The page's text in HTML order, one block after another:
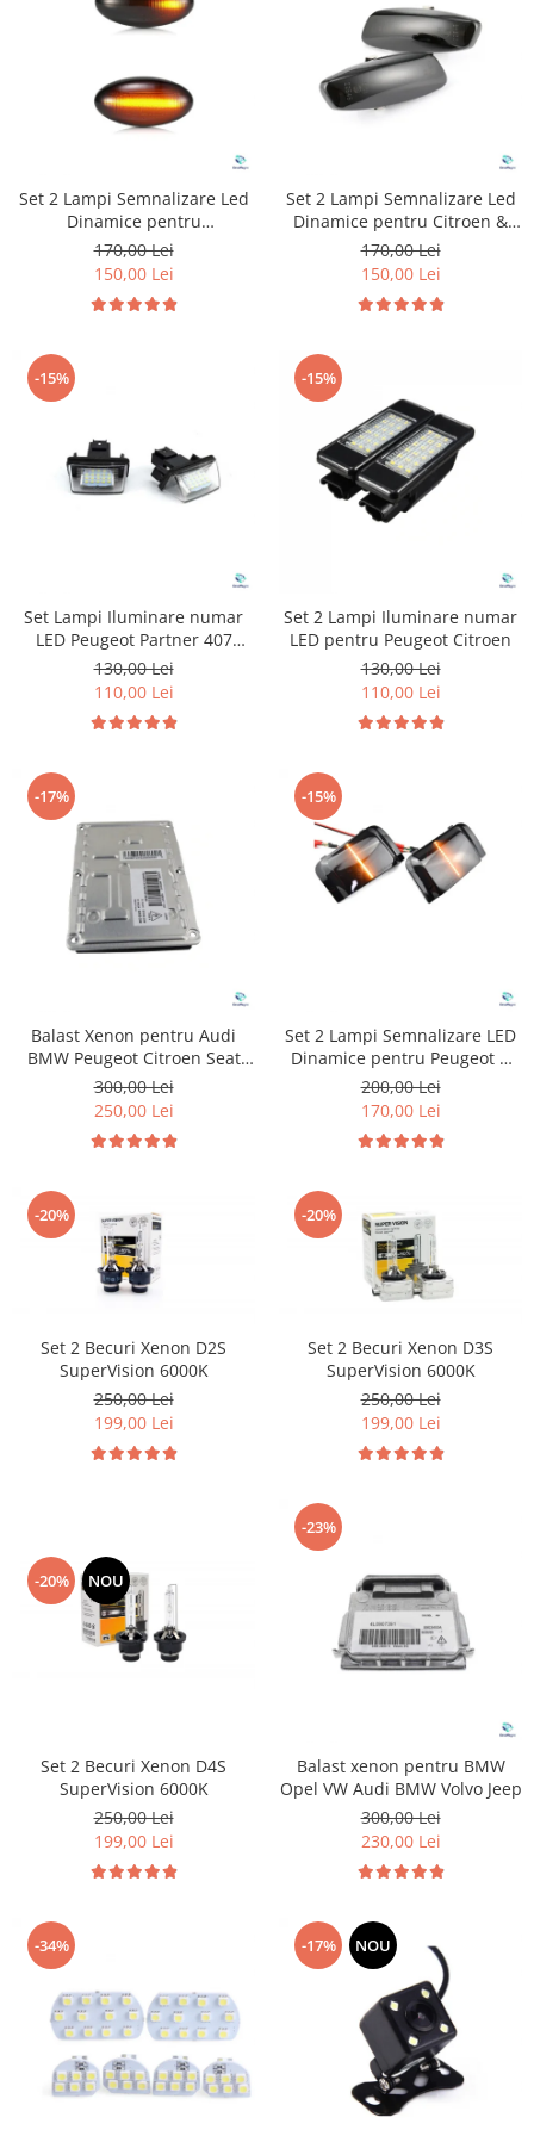
Volkswagen
Dopuri anulare clapete admisie
Kit reparatie faruri
95%
Eleron Portbagaj
Set 2 Lampi Semnalizare Led
Dinamice pentru
Peugeot&Citroen
170,00 Lei
150,00 Lei
Set 2 Lampi Semnalizare Led
Dinamice pentru Citroen &
Peugeot
170,00 Lei
150,00 Lei
-15%
Set Lampi Iluminare numar
LED Peugeot Partner 407
Citroen C4
130,00 Lei
110,00 Lei
-15%
Set 2 Lampi Iluminare numar
LED pentru Peugeot Citroen
130,00 Lei
110,00 Lei
-17%
Balast Xenon pentru Audi
BMW Peugeot Citroen Seat
Volkswagen Volvo Renault
300,00 Lei
250,00 Lei
-15%
Set 2 Lampi Semnalizare LED
Dinamice pentru Peugeot &
Citroen & Fiat
200,00 Lei
170,00 Lei
-20%
Set 2 Becuri Xenon D2S
SuperVision 6000K
250,00 Lei
199,00 Lei
-20%
Set 2 Becuri Xenon D3S
SuperVision 6000K
250,00 Lei
199,00 Lei
-20% NOU
Set 2 Becuri Xenon D4S
SuperVision 6000K
250,00 Lei
199,00 Lei
-23%
Balast xenon pentru BMW
Opel VW Audi BMW Volvo Jeep
300,00 Lei
230,00 Lei
-34% -17% NOU